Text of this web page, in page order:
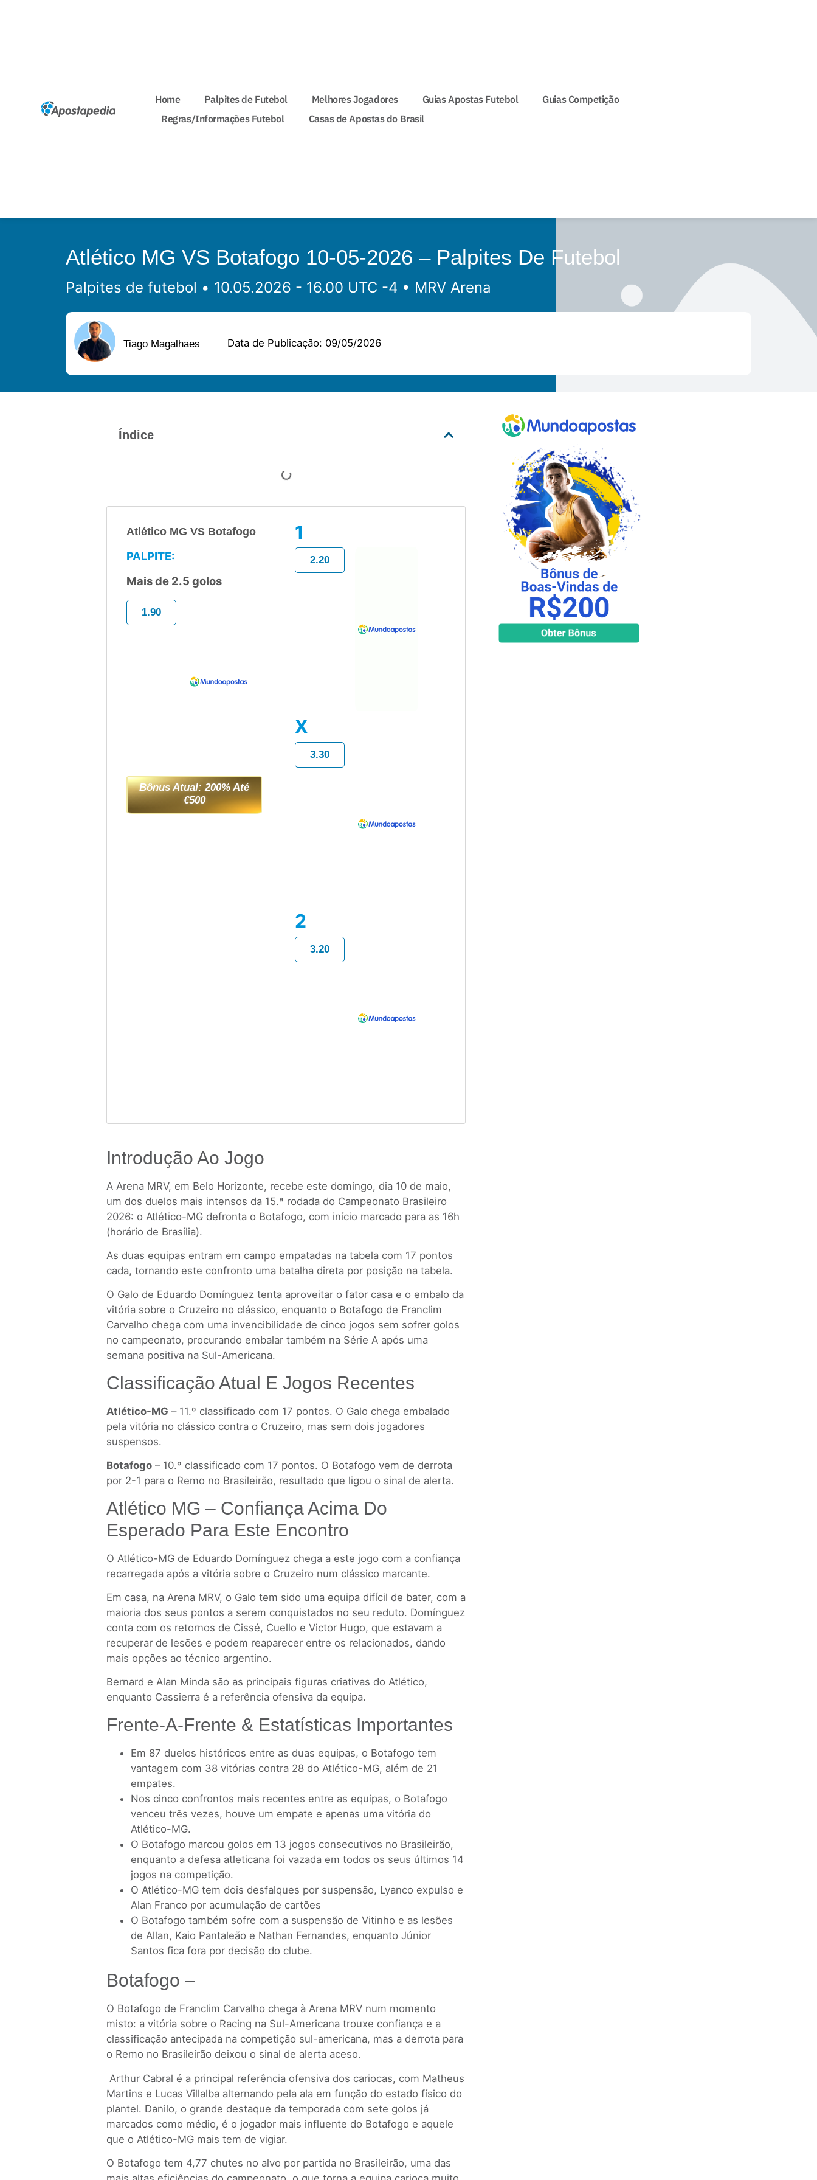
Home Palpites de Futebol Melhores Jogadores Guias Apostas Futebol
Guias Competição
Regras/Informações Futebol
Casas de Apostas do Brasil
Atlético MG VS Botafogo 10-05-2026 – Palpites De Futebol
Palpites de futebol MRV Arena
Tiago Magalhaes Data de Publicação: 09/05/2026
Índice
Atlético MG VS Botafogo
PALPITE:
Mais de 2.5 golos
1.90
Bônus Atual: 200% Até
€500
1
2.20
X
3.30
2
3.20
Introdução Ao Jogo
A Arena MRV, em Belo Horizonte, recebe este domingo, dia 10 de maio,
um dos duelos mais intensos da 15.ª rodada do Campeonato Brasileiro
2026: o Atlético-MG defronta o Botafogo, com início marcado para as 16h
(horário de Brasília).
As duas equipas entram em campo empatadas na tabela com 17 pontos
cada, tornando este confronto uma batalha direta por posição na tabela.
O Galo de Eduardo Domínguez tenta aproveitar o fator casa e o embalo da
vitória sobre o Cruzeiro no clássico, enquanto o Botafogo de Franclim
Carvalho chega com uma invencibilidade de cinco jogos sem sofrer golos
no campeonato, procurando embalar também na Série A após uma
semana positiva na Sul-Americana.
Classificação Atual E Jogos Recentes
Atlético-MG – 11.º classificado com 17 pontos. O Galo chega embalado
pela vitória no clássico contra o Cruzeiro, mas sem dois jogadores
suspensos.
Botafogo– 10.º classificado com 17 pontos. O Botafogo vem de derrota
por 2-1 para o Remo no Brasileirão, resultado que ligou o sinal de alerta.
Atlético MG – Confiança Acima Do
Esperado Para Este Encontro
O Atlético-MG de Eduardo Domínguez chega a este jogo com a confiança
recarregada após a vitória sobre o Cruzeiro num clássico marcante.
Em casa, na Arena MRV, o Galo tem sido uma equipa difícil de bater, com a
maioria dos seus pontos a serem conquistados no seu reduto. Domínguez
conta com os retornos de Cissé, Cuello e Victor Hugo, que estavam a
recuperar de lesões e podem reaparecer entre os relacionados, dando
mais opções ao técnico argentino.
Bernard e Alan Minda são as principais figuras criativas do Atlético,
enquanto Cassierra é a referência ofensiva da equipa.
Frente-A-Frente & Estatísticas Importantes
Em 87 duelos históricos entre as duas equipas, o Botafogo tem
vantagem com 38 vitórias contra 28 do Atlético-MG, além de 21
empates.
Nos cinco confrontos mais recentes entre as equipas, o Botafogo
venceu três vezes, houve um empate e apenas uma vitória do
Atlético-MG.
O Botafogo marcou golos em 13 jogos consecutivos no Brasileirão,
enquanto a defesa atleticana foi vazada em todos os seus últimos 14
jogos na competição.
O Atlético-MG tem dois desfalques por suspensão, Lyanco expulso e
Alan Franco por acumulação de cartões
O Botafogo também sofre com a suspensão de Vitinho e as lesões
de Allan, Kaio Pantaleão e Nathan Fernandes, enquanto Júnior
Santos fica fora por decisão do clube.
Botafogo –
O Botafogo de Franclim Carvalho chega à Arena MRV num momento
misto: a vitória sobre o Racing na Sul-Americana trouxe confiança e a
classificação antecipada na competição sul-americana, mas a derrota para
o Remo no Brasileirão deixou o sinal de alerta aceso.
Arthur Cabral é a principal referência ofensiva dos cariocas, com Matheus
Martins e Lucas Villalba alternando pela ala em função do estado físico do
plantel. Danilo, o grande destaque da temporada com sete golos já
marcados como médio, é o jogador mais influente do Botafogo e aquele
que o Atlético-MG mais tem de vigiar.
O Botafogo tem 4,77 chutes no alvo por partida no Brasileirão, uma das